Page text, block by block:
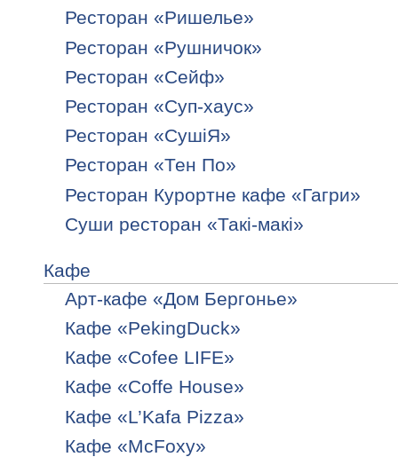
Ресторан «Ришелье»
Ресторан «Рушничок»
Ресторан «Сейф»
Ресторан «Суп-хаус»
Ресторан «СушіЯ»
Ресторан «Тен По»
Ресторан Курортне кафе «Гагри»
Суши ресторан «Такі-макі»
Кафе
Арт-кафе «Дом Бергонье»
Кафе «PekingDuck»
Кафе «Cofee LIFE»
Кафе «Coffe House»
Кафе «L’Kafa Pizza»
Кафе «McFoxy»